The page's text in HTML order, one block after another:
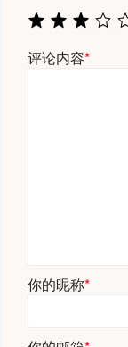
评论内容*
你的昵称*